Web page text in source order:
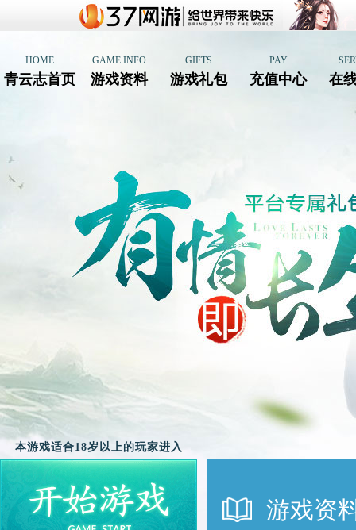
HOME
青云志首页
GAME INFO
游戏资料
GIFTS
游戏礼包
PAY
充值中心 在
本游戏适合18岁以上的玩家进入
游戏资